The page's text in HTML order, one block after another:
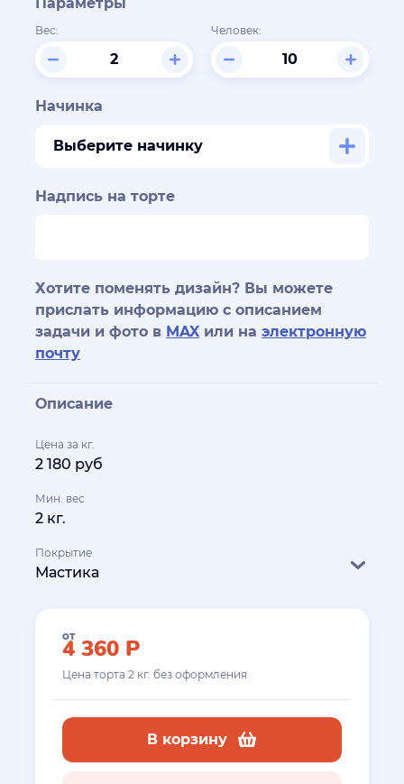
Вес: Человек:
Начинка
Выберите начинку
Надпись на торте
Хотите поменять дизайн? Вы можете
прислать информацию с описанием
задачи и фото в MAX или на электронную
почту
Описание
Цена за кг.
2 180 руб
Мин. вес
2 кг.
Покрытие
Мастика
от
4 360 Р
Цена торта 2 кг. без оформления
В корзину